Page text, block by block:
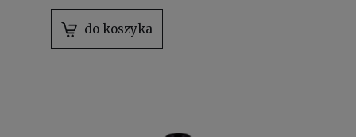
do koszyka